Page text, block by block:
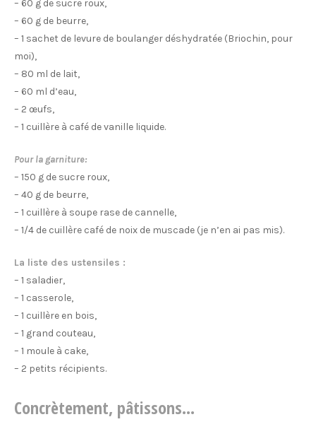
– 60 g de sucre roux,
– 60 g de beurre,
– 1 sachet de levure de boulanger déshydratée (Briochin, pour
moi),
– 80 ml de lait,
– 60 ml d’eau,
– 2 œufs,
– 1 cuillère à café de vanille liquide.
Pour la garniture:
– 150 g de sucre roux,
– 40 g de beurre,
– 1 cuillère à soupe rase de cannelle,
– 1/4 de cuillère café de noix de muscade (je n’en ai pas mis).
La liste des ustensiles :
– 1 saladier,
– 1 casserole,
– 1 cuillère en bois,
– 1 grand couteau,
– 1 moule à cake,
– 2 petits récipients.
Concrètement, pâtissons…